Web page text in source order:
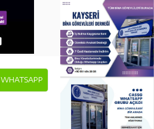
WHATSAPP